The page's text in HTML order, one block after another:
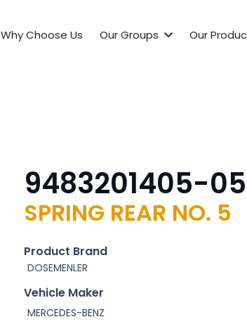
Why Choose Us Our Groups Our
9483201405-05
SPRING REAR NO. 5
Product Brand
DOSEMENLER
Vehicle Maker
MERCEDES-BENZ